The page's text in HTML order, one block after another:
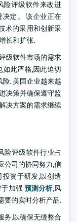
险评级软件来改进
定。 该企业正在
术的采用和创新采
长和扩张.
级软件市场的需求
如此严格,因此迫切
. 美国企业越来越
决策并确保遵守监
决方案的需求继续
险评级软件行业占
公司的协同努力,信
资于研发,以创造
加强 预测分析,风
要的实时分析产品.
务,以确保无缝整合